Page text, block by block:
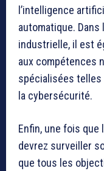
l’intelligence
automatique. Dans
industrielle, il est
aux compétences
spécialisées telles
la cybersécurité.
Enfin, une fois
devrez surveiller
que tous les